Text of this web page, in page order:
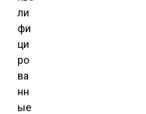
ли
фи
ци
ро
ва
нн
ые